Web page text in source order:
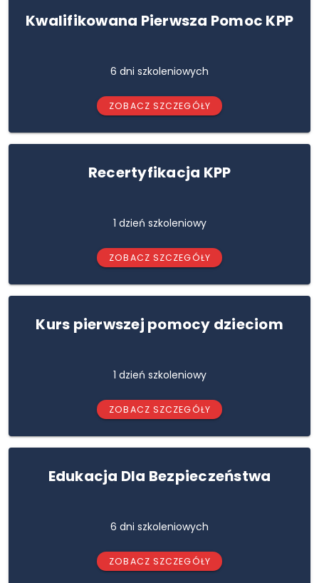
Kwalifikowana Pierwsza Pomoc KPP
6 dni szkoleniowych
ZOBACZ SZCZEGÓŁY
Recertyfikacja KPP
1 dzień szkoleniowy
ZOBACZ SZCZEGÓŁY
Kurs pierwszej pomocy dzieciom
1 dzień szkoleniowy
ZOBACZ SZCZEGÓŁY
Edukacja Dla Bezpieczeństwa
6 dni szkoleniowych
ZOBACZ SZCZEGÓŁY